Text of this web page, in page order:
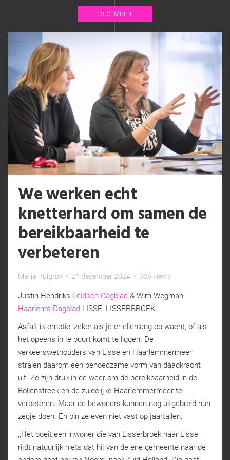
DECEMBER
We werken echt
knetterhard om samen de
bereikbaarheid te
verbeteren
Marja Ruigrok • 21 december 2024 • 386 views
Justin Hendriks Leidsch Dagblad & Wim Wegman,
Haarlems Dagblad LISSE, LISSERBROEK
Asfalt is emotie, zeker als je er ellenlang op wacht, of als
het opeens in je buurt komt te liggen. De
verkeerswethouders van Lisse en Haarlemmermeer
stralen daarom een behoedzame vorm van daadkracht
uit. Ze zijn druk in de weer om de bereikbaarheid in de
Bollenstreek en de zuidelijke Haarlemmermeer te
verbeteren. Maar de bewoners kunnen nog uitgebreid hun
zegje doen. En pin ze even niet vast op jaartallen.
,,Het boeit een inwoner die van Lisserbroek naar Lisse
rijdt natuurlijk niets dat hij van de ene gemeente naar de